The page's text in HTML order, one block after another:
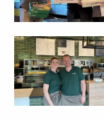
Lees
meer